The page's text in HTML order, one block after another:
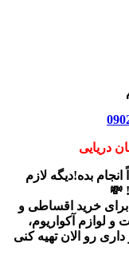
دریایی
بده!دیگه لازم
💸
خرید اقساطی و
و لوازم آکواریوم،
داری رو الان تهیه کنی